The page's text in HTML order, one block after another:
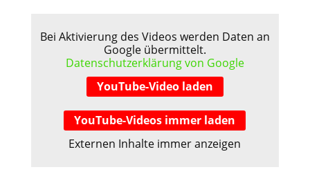
Bei Aktivierung des Videos werden Daten an
Google übermittelt.
Datenschutzerklärung von Google
YouTube-Video laden
YouTube-Videos immer laden
Externen Inhalte immer anzeigen